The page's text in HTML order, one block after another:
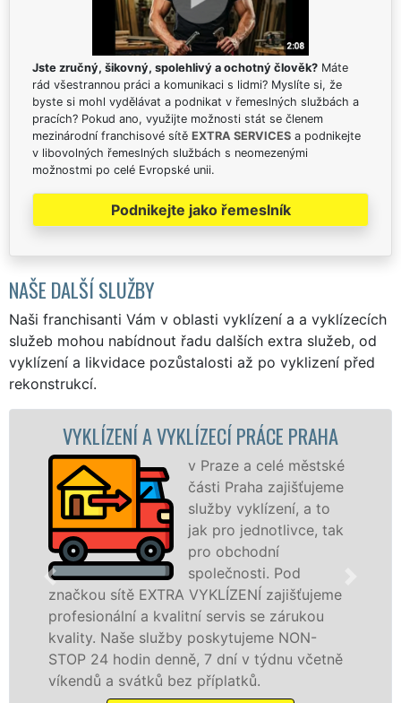
Jste zručný, šikovný, spolehlivý a ochotný člověk? Máte
rád všestrannou práci a komunikaci s lidmi? Myslíte si, že
byste si mohl vydělávat a podnikat v řemeslných službách a
pracích? Pokud ano, využijte možnosti stát se členem
mezinárodní franchisové sítě EXTRA SERVICES a podnikejte
v libovolných řemeslných službách s neomezenými
možnostmi po celé Evropské unii.
Podnikejte jako řemeslník
NAŠE DALŠÍ SLUŽBY
Naši franchisanti Vám v oblasti vyklízení a a vyklízecích
služeb mohou nabídnout řadu dalších extra služeb, od
vyklízení a likvidace pozůstalosti až po vyklizení před
rekonstrukcí.
A VYKLÍZECÍ PRÁCE PRAHA
v Praze a celé městské
části Praha zajišťujeme
služby vyklízení, a to
jak pro jednotlivce, tak
pro obchodní
společnosti. Pod
EXTRA VYKLÍZENÍ zajišťujeme
a kvalitní servis se zárukou
služby poskytujeme NON-
denně, 7 dní v týdnu včetně
bez příplatků.
v Praze a
fyzickým,
zárukou
STOP bez